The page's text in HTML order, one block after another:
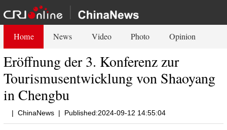
Home News Video Photo Opinion
Eröffnung der 3. Konferenz zur
Tourismusentwicklung von Shaoyang
in Chengbu
| ChinaNews | Published:2024-09-12 14:55:04